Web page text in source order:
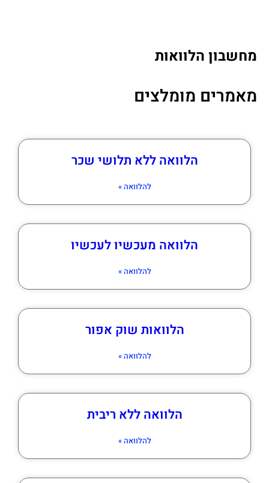
מחשבון הלוואות
מאמרים מומלצים
הלוואה ללא תלושי שכר
להלוואה »
הלוואה מעכשיו לעכשיו
להלוואה »
הלוואות שוק אפור
להלוואה »
הלוואה ללא ריבית
להלוואה »